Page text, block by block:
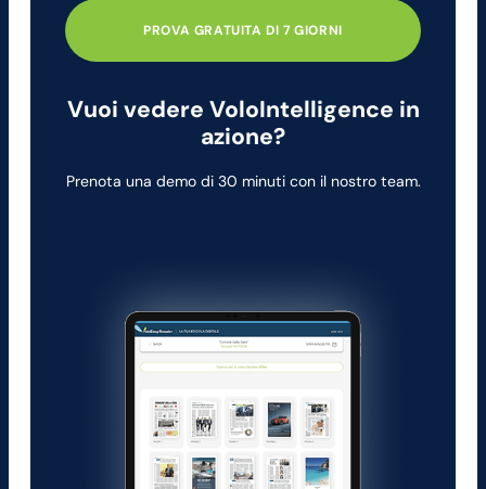
PROVA GRATUITA DI 7 GIORNI
Vuoi vedere VoloIntelligence in
azione?
Prenota una demo di 30 minuti con il nostro team.